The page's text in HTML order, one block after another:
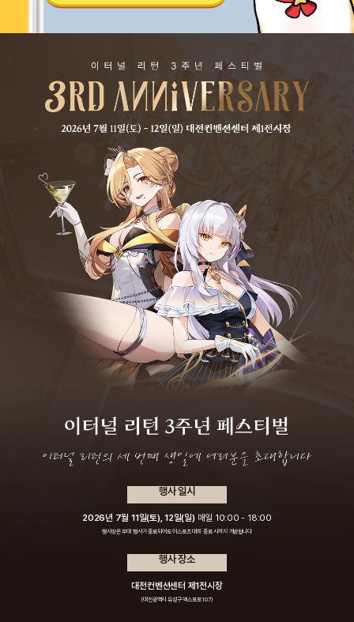
행사 일시
2026년 7월 11일(토), 12일(일) 매일 10:00 - 18:00
행사장은 부대 행사가 종료되어도 이스포츠 대회 종료 시까지 개방됩니다
행사 장소
대전컨벤션센터 제1전시장
(대전광역시 유성구 엑스포로 107)